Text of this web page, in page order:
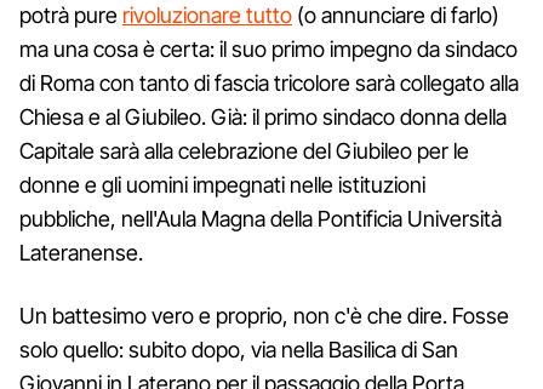
potrà pure rivoluzionare tutto (o annunciare di farlo)
ma una cosa è certa: il suo primo impegno da sindaco
di Roma con tanto di fascia tricolore sarà collegato alla
Chiesa e al Giubileo. Già: il primo sindaco donna della
Capitale sarà alla celebrazione del Giubileo per le
donne e gli uomini impegnati nelle istituzioni
pubbliche, nell'Aula Magna della Pontificia Università
Lateranense.
Un battesimo vero e proprio, non c'è che dire. Fosse
solo quello: subito dopo, via nella Basilica di San
Giovanni in Laterano per il passaggio della Porta